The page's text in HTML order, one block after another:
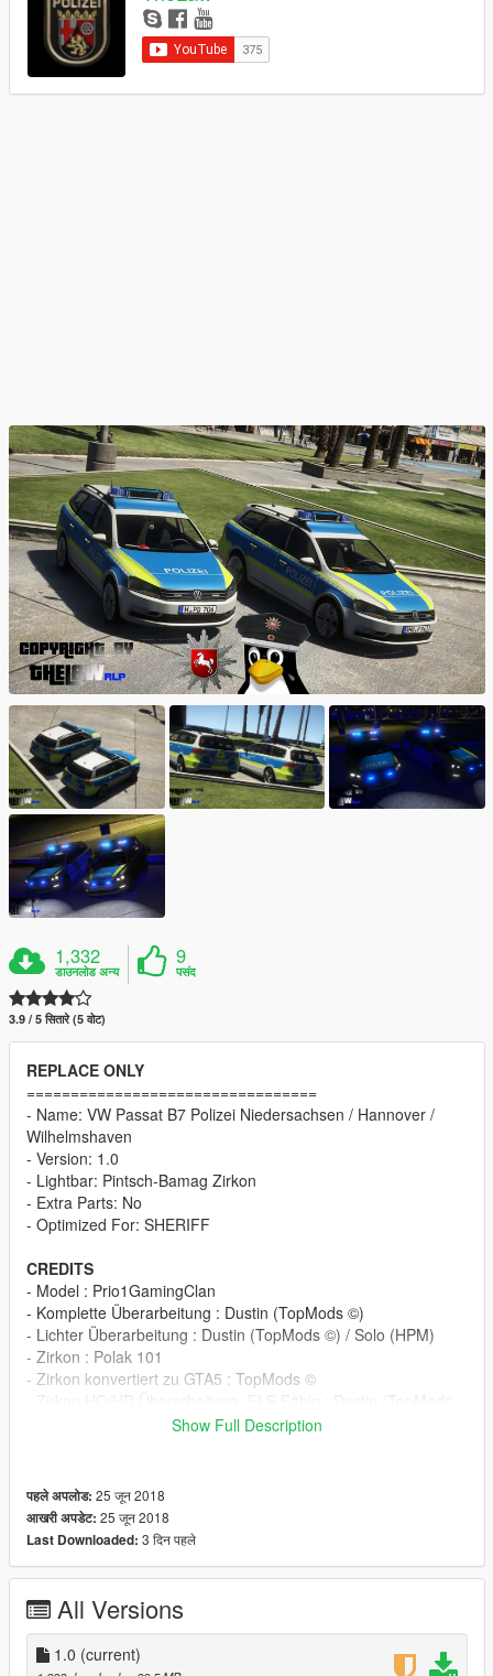
1,332
डाउनलोड अन्य
9
पसंद
3.9 / 5 सितारे (5 वोट)
REPLACE ONLY
=================================
- Name: VW Passat B7 Polizei Niedersachsen / Hannover /
Wilhelmshaven
- Version: 1.0
- Lightbar: Pintsch-Bamag Zirkon
- Extra Parts: No
- Optimized For: SHERIFF
CREDITS
- Model : Prio1GamingClan
- Komplette Überarbeitung : Dustin (TopMods ©)
- Lichter Überarbeitung : Dustin (TopMods ©) / Solo (HPM)
- Zirkon : Polak 101
- Zirkon konvertiert zu GTA5 : TopMods ©
- ELS.XML: Dustin (TopMods ©)
- Livery: TheLaw (HPM)
Step 1:ORIGNAL
Step2: Use OpenIV to import the Files to "/Grand Theft Auto
V/mods/update/x64/dlcpacks/patchday9ng/dlc.rpf/x64/levels/gt
Show Full Description
पहले अपलोड: 25 जून 2018
आखरी अपडेट: 25 जून 2018
Last Downloaded: 3 दिन पहले
All Versions
1.0 (current)